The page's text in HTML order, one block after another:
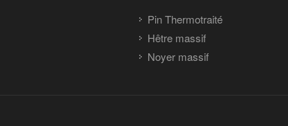
Pin Thermotraité
Hêtre massif
Noyer massif